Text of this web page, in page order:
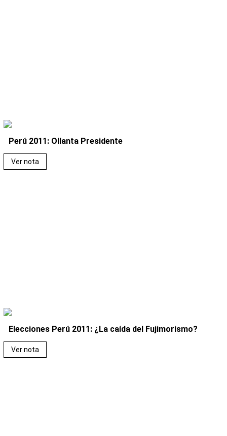
Perú 2011: Ollanta Presidente
Ver nota
Elecciones Perú 2011: ¿La caída del Fujimorismo?
Ver nota